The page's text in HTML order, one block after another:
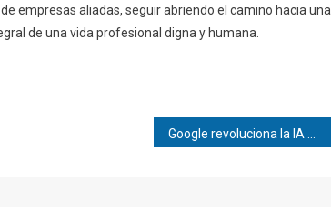
empresas aliadas, seguir abriendo el camino hacia una
de una vida profesional digna y humana.